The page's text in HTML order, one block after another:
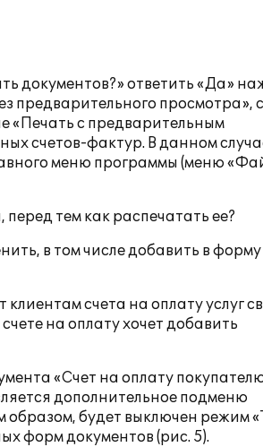
документов?» ответить «Да»
предварительного просмотра»,
«Печать с предварительным
счетов-фактур. В данном
меню программы (меню
тем как распечатать ее?
в том числе добавить в
счета на оплату услуг
на оплату хочет добавить
«Счет на оплату
дополнительное подменю
образом, будет выключен режим
форм документов (рис. 5).